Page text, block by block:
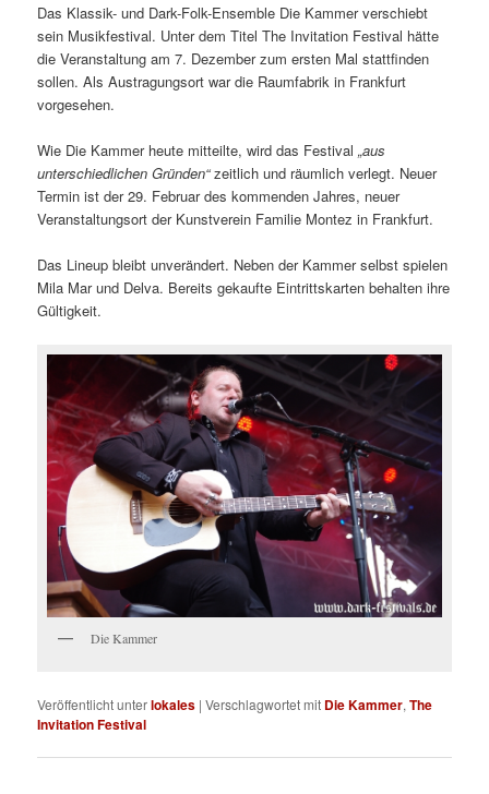
Das Klassik- und Dark-Folk-Ensemble Die Kammer verschiebt
sein Musikfestival. Unter dem Titel The Invitation Festival hätte
die Veranstaltung am 7. Dezember zum ersten Mal stattfinden
sollen. Als Austragungsort war die Raumfabrik in Frankfurt
vorgesehen.
Wie Die Kammer heute mitteilte, wird das Festival„aus
unterschiedlichen Gründen“zeitlich und räumlich verlegt. Neuer
Termin ist der 29. Februar des kommenden Jahres, neuer
Veranstaltungsort der Kunstverein Familie Montez in Frankfurt.
Das Lineup bleibt unverändert. Neben der Kammer selbst spielen
Mila Mar und Delva. Bereits gekaufte Eintrittskarten behalten ihre
Gültigkeit.
Die Kammer
Veröffentlicht unterlokales |Verschlagwortet mit Die Kammer,The
Invitation Festival